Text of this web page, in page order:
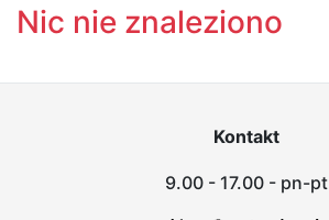
Nic nie znaleziono
Kontakt
9.00 - 17.00 - pn-pt